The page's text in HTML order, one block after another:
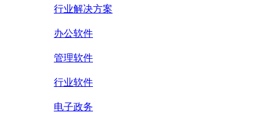
行业解决方案
办公软件
管理软件
行业软件
电子政务